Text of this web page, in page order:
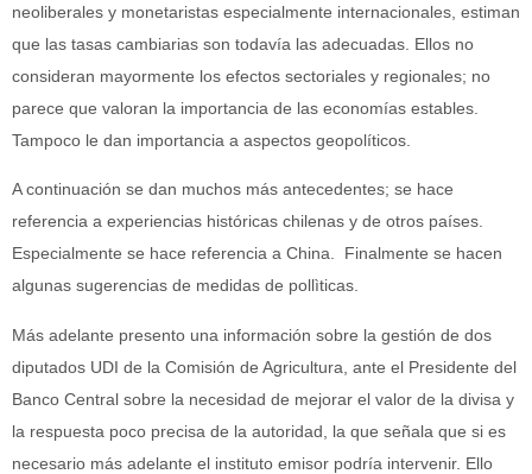
neoliberales y monetaristas especialmente internacionales, estiman
que las tasas cambiarias son todavía las adecuadas. Ellos no
consideran mayormente los efectos sectoriales y regionales; no
parece que valoran la importancia de las economías estables.
Tampoco le dan importancia a aspectos geopolíticos.
A continuación se dan muchos más antecedentes; se hace
referencia a experiencias históricas chilenas y de otros países.
Especialmente se hace referencia a China. Finalmente se hacen
algunas sugerencias de medidas de pollìticas.
Más adelante presento una información sobre la gestión de dos
diputados UDI de la Comisión de Agricultura, ante el Presidente del
Banco Central sobre la necesidad de mejorar el valor de la divisa y
la respuesta poco precisa de la autoridad, la que señala que si es
necesario más adelante el instituto emisor podría intervenir. Ello